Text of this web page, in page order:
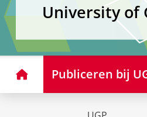
University of
HomePubliceren bij